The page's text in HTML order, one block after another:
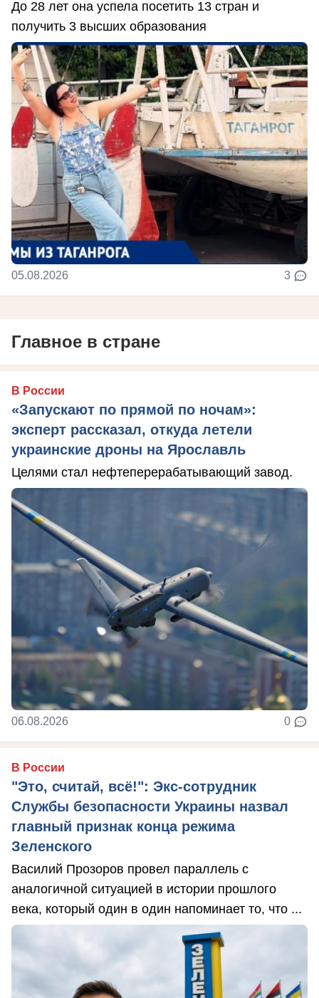
До 28 лет она успела посетить 13 стран и
получить 3 высших образования
05.08.2026 3
Главное в стране
В России
«Запускают по прямой по ночам»:
эксперт рассказал, откуда летели
украинские дроны на Ярославль
Целями стал нефтеперерабатывающий завод.
06.08.2026 0
В России
"Это, считай, всё!": Экс-сотрудник
Службы безопасности Украины назвал
главный признак конца режима
Зеленского
Василий Прозоров провел параллель с
аналогичной ситуацией в истории прошлого
века, который один в один напоминает то, что ...